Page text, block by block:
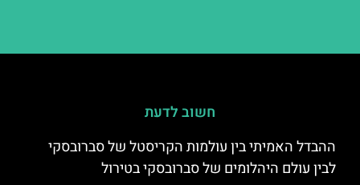
חשוב לדעת
ההבדל האמיתי בין עולמות הקריסטל של סברובסקי
לבין עולם היהלומים של סברובסקי בטירול